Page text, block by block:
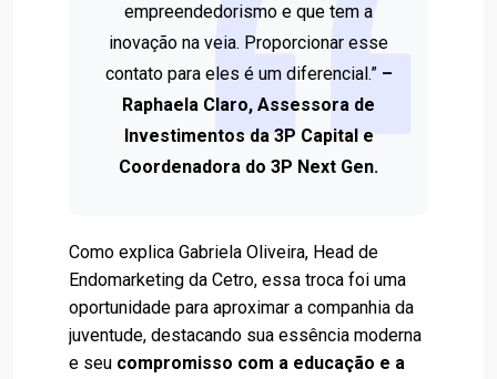
empreendedorismo e que tem a
inovação na veia. Proporcionar esse
contato para eles é um diferencial.”–
Raphaela Claro, Assessora de
Investimentos da 3P Capital e
Coordenadora do 3P Next Gen.
Como explica Gabriela Oliveira, Head de
Endomarketing da Cetro, essa troca foi uma
oportunidade para aproximar a companhia da
juventude, destacando sua essência moderna
e seu compromisso com a educação e a